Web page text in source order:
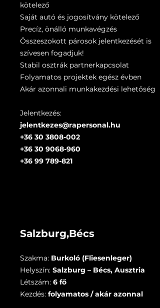
kötelező
Saját autó és jogosítvány kötelező
Precíz, önálló munkavégzés
Összeszokott párosok jelentkezését is
szívesen fogadjuk!
Stabil osztrák partnerkapcsolat
Folyamatos projektek egész évben
Akár azonnali munkakezdési lehetőség
Jelentkezés:
jelentkezes@rapersonal.hu
+36 30 3808-002
+36 30 9068-960
+36 99 789-821
Salzburg,Bécs
Szakma: Burkoló (Fliesenleger)
Helyszín: Salzburg – Bécs, Ausztria
Létszám: 6 fő
Kezdés: folyamatos / akár azonnal